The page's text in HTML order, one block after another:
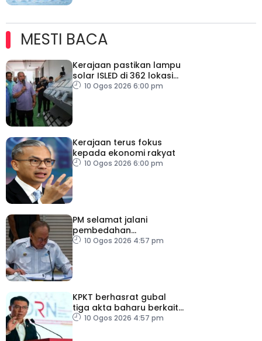
MESTI BACA
Kerajaan pastikan lampu
solar ISLED di 362 lokasi
berkualiti, selamat
10 Ogos 2026 6:00 pm
Kerajaan terus fokus
kepada ekonomi rakyat
10 Ogos 2026 6:00 pm
PM selamat jalani
pembedahan
laparoskopi rawat hernia
10 Ogos 2026 4:57 pm
KPKT berhasrat gubal
tiga akta baharu berkait
perumahan
10 Ogos 2026 4:57 pm